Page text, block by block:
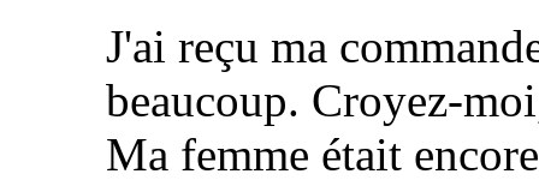
J'ai reçu ma
beaucoup. Croyez-
Ma femme était